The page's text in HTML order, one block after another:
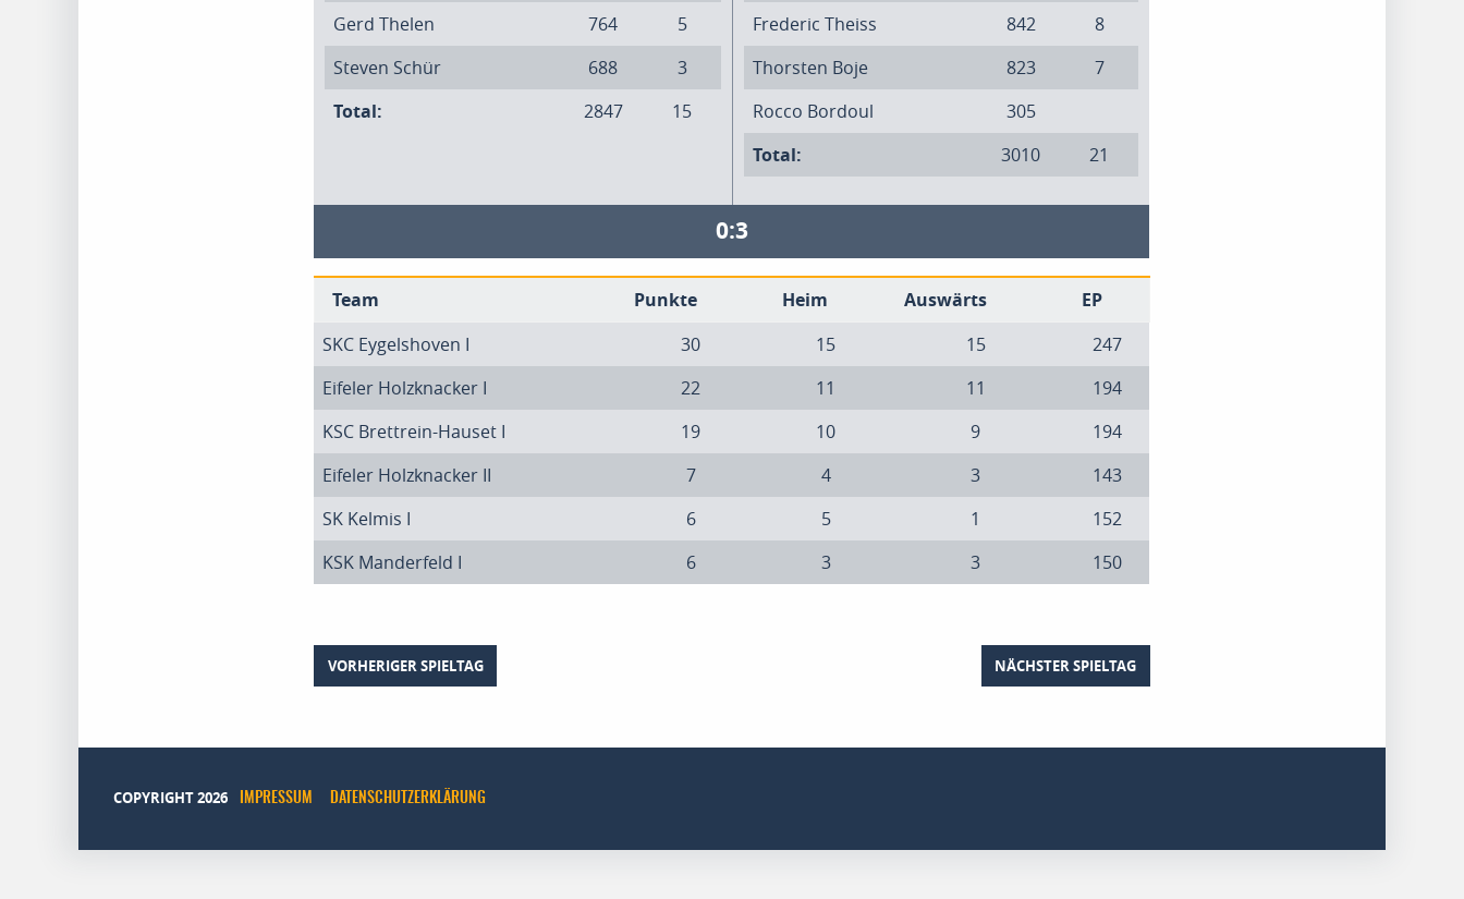
Gerd Thelen
764
5
Steven Schür
688
3
Total:
2847 15
Frederic Theiss
842
8
Thorsten Boje
823
7
Rocco Bordoul
305
Total:
3010 21
0:3
Team Punkte Heim Auswärts
EP
SKC Eygelshoven I
30 15 15
247
Eifeler Holzknacker I
22 11 11
194
KSC Brettrein-Hauset I
19 10 9
194
Eifeler Holzknacker II
7 4 3
143
SK Kelmis I
6 5 1
152
KSK Manderfeld I
6 3 3 150
VORHERIGER SPIELTAG NÄCHSTER SPIELTAG
COPYRIGHT 2026 IMPRESSUM DATENSCHUTZERKLÄRUNG